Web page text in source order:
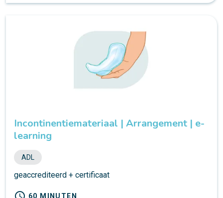
Incontinentiemateriaal | Arrangement | e-
learning
ADL
geaccrediteerd + certificaat
60 MINUTEN